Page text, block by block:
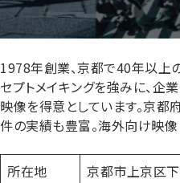
1978年創業、京都で40年以上
セプトメイキングを強みに、企
映像を得意としています。京
件の実績も豊富。海外向け映像
所在地
京都市上京区